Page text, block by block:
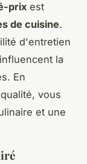
prix est
de cuisine.
d'entretien
la
En
vous
et une